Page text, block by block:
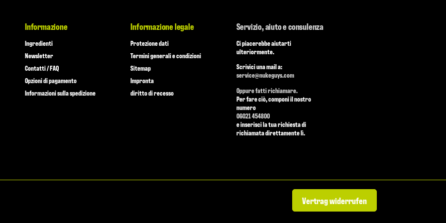
Informazione
Ingredienti
Newsletter
Contatti / FAQ
Opzioni di pagamento
Informazioni sulla spedizione
Informazione legale
Protezione dati
Termini generali e condizioni
Sitemap
Impronta
diritto di recesso
Servizio, aiuto e consulenza
Ci piacerebbe aiutarti
ulteriormente.
Scrivici una mail a:
service@nukeguys.com
Oppure fatti richiamare.
Per fare ciò, componi il nostro
numero
06021 454800
e inserisci la tua richiesta di
richiamata direttamente lì.
Vertrag widerrufen